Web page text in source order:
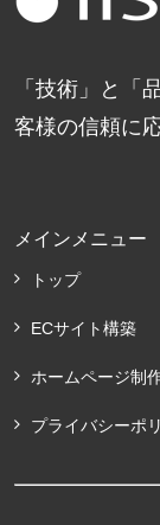
「技術」と「
客様の信頼に
メインメニュー
トップ
ECサイト構築
ホームページ制
プライバシーポ